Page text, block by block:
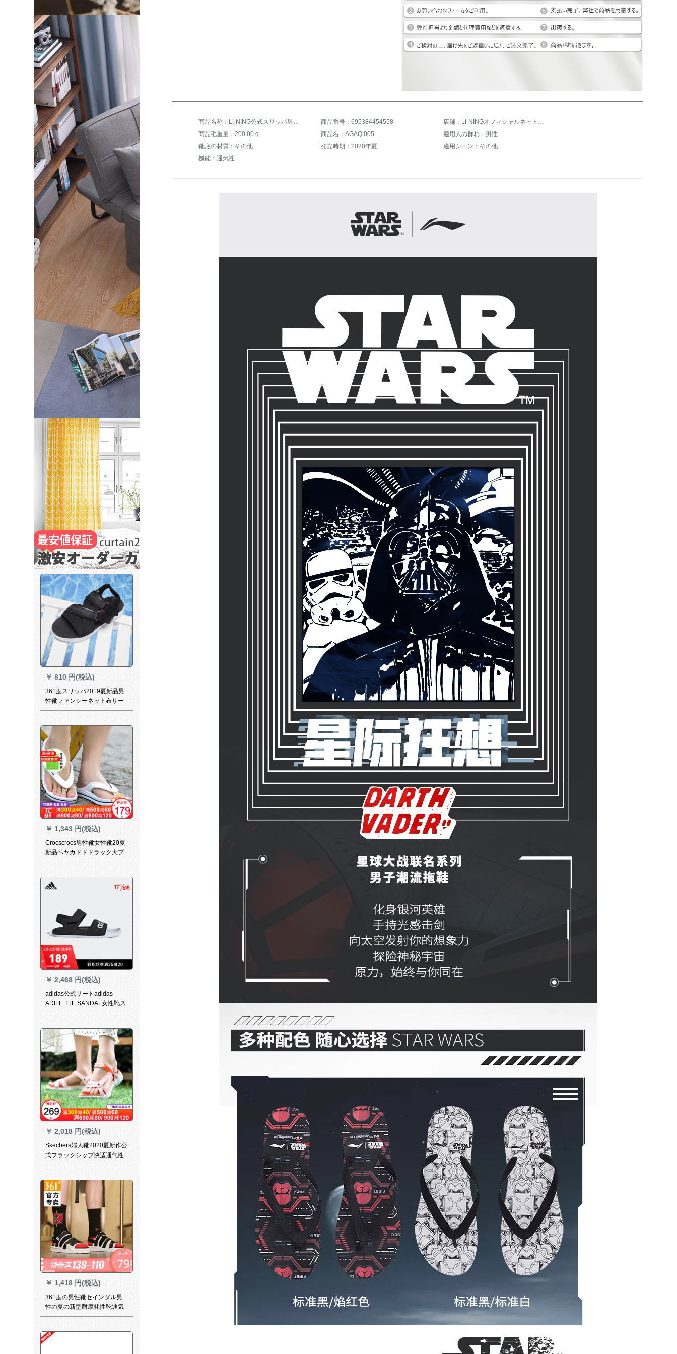
￥ 810 円(税込)
361度スリッパ2019夏新品男
性靴ファンシーネット布サー
676730-2曜石黒/マグリード
￥ 1,343 円(税込)
Crocscrocs男性靴女性靴20夏
新品ベヤカドドドラック大プ
レストロック平底住宅洞靴耐
206233-146/男女同モデル主
押しM 10 W 12/内長28 cm
￥ 2,468 円(税込)
adidas公式サートadidas
ADILE TTE SANDAL女性靴ス
イミングスポーツ凉しいスウ
￥ 2,018 円(税込)
Skechers婦人靴2020夏新作公
式フラッグシップ快适通气性
カージュブーツシンプ軽い量
牽引靴1519-GYL 15339-PCH
38/245
￥ 1,418 円(税込)
361度の男性靴セインダル男
性の夏の新型耐摩耗性靴通気
性スライダー361度の白/曜石
商品名称：LI-NING公式スリッパ男性靴スポーツサンダル2020新品スター大戦連名シリーズLN Flaoper男性トレンドスリッパAGAQ 005スタンダードブラック/フレアレッド-3 42 商品番号：695384454558
店舗：LI-NINGオフィシャルネットショップ
商品毛重量：200.00 g
商品名：AGAQ 005
適用人の群れ：男性
靴底の材質：その他
発売時期：2020年夏
適用シーン：その他
機能：通気性